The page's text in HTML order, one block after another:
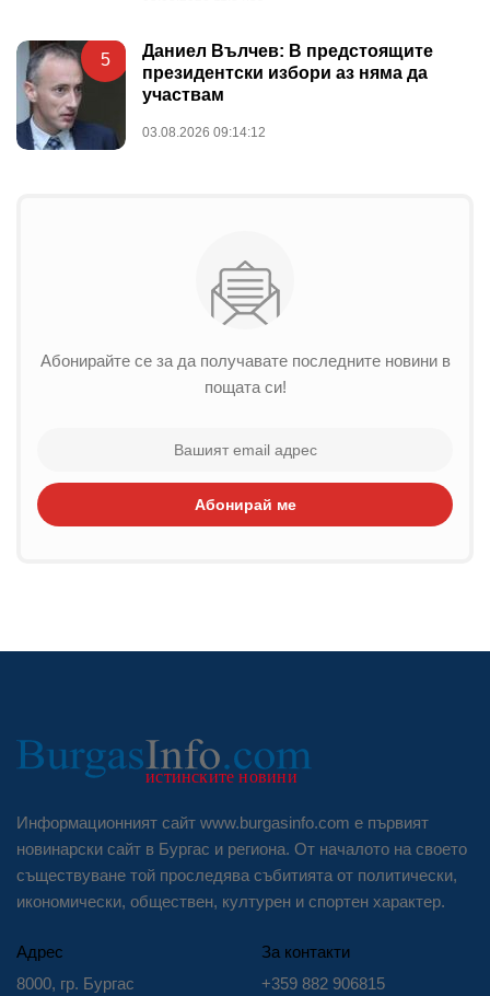
5
Даниел Вълчев: В предстоящите
президентски избори аз няма да
участвам
03.08.2026 09:14:12
Абонирайте се за да получавате последните новини в
пощата си!
Абонирай ме
Информационният сайт www.burgasinfo.com е първият
новинарски сайт в Бургас и региона. От началото на своето
съществуване той проследява събитията от политически,
икономически, обществен, културен и спортен характер.
Адрес
8000, гр. Бургас
За контакти
+359 882 906815